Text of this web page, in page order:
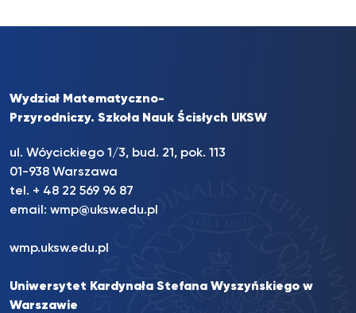
Wydział Matematyczno-
Przyrodniczy. Szkoła Nauk Ścisłych UKSW
ul. Wóycickiego 1/3, bud. 21, pok. 113
01-938 Warszawa
tel. + 48 22 569 96 87
email: wmp@uksw.edu.pl
wmp.uksw.edu.pl
Uniwersytet Kardynała Stefana Wyszyńskiego w
Warszawie